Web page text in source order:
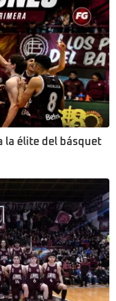
la élite del básquet